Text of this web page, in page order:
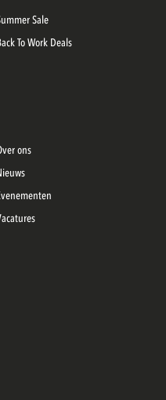
Summer Sale
Back To Work Deals
Over ons
Nieuws
Evenementen
Vacatures